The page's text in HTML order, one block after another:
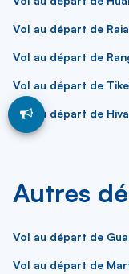
Vol au départ de
Vol au départ de
Vol au départ de
Vol au départ de
Autres
Vol au départ de
Vol au départ de